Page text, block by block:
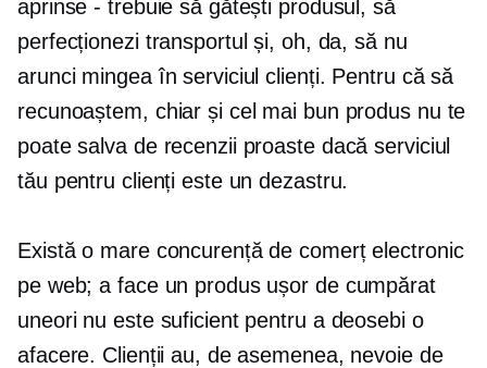
aprinse - trebuie să gătești produsul, să
perfecționezi transportul și, oh, da, să nu
arunci mingea în serviciul clienți. Pentru că să
recunoaștem, chiar și cel mai bun produs nu te
poate salva de recenzii proaste dacă serviciul
tău pentru clienți este un dezastru.
Există o mare concurență de comerț electronic
pe web; a face un produs ușor de cumpărat
uneori nu este suficient pentru a deosebi o
afacere. Clienții au, de asemenea, nevoie de